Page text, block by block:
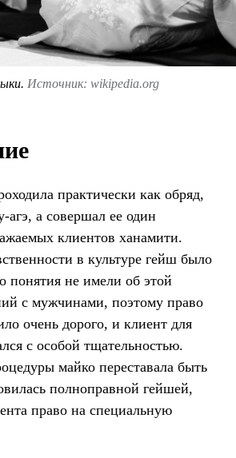
Источник: wikipedia.org
практически как обряд,
агэ, а совершал ее один
клиентов ханамити.
в культуре гейш было
понятия не имели об этой
с мужчинами, поэтому право
очень дорого, и клиент для
с особой тщательностью.
майко переставала быть
полноправной гейшей,
право на специальную